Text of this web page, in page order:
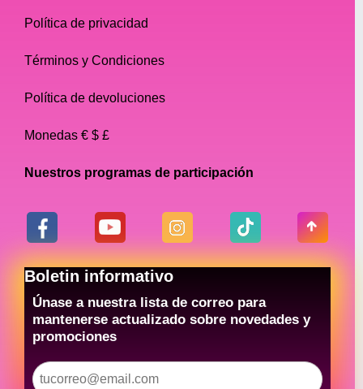
Política de privacidad
Términos y Condiciones
Política de devoluciones
Monedas € $ £
Nuestros programas de participación
Boletin informativo
Únase a nuestra lista de correo para
mantenerse actualizado sobre novedades y
promociones